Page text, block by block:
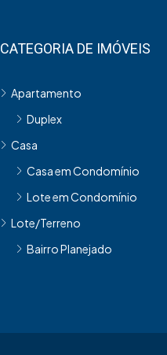
CATEGORIA DE IMÓVEIS
Apartamento
Duplex
Casa
Casa em Condomínio
Lote em Condomínio
Lote/Terreno
Bairro Planejado